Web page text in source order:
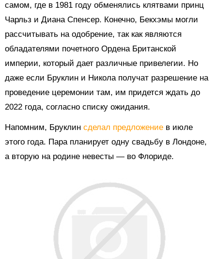
самом, где в 1981 году обменялись клятвами принц
Чарльз и Диана Спенсер. Конечно, Бекхэмы могли
рассчитывать на одобрение, так как являются
обладателями почетного Ордена Британской
империи, который дает различные привелегии. Но
даже если Бруклин и Никола получат разрешение на
проведение церемонии там, им придется ждать до
2022 года, согласно списку ожидания.
Напомним, Бруклин сделал предложение в июле
этого года. Пара планирует одну свадьбу в Лондоне,
а вторую на родине невесты — во Флориде.